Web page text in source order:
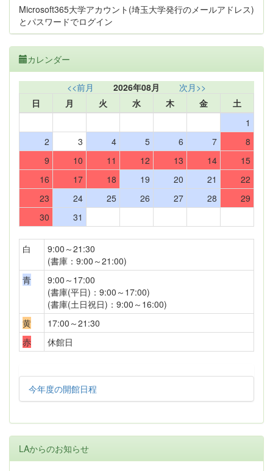
Microsoft365大学アカウント(埼玉大学発行のメールアドレス)
とパスワードでログイン
カレンダー
<<前月 2026年08月
次月>>
日
月 火 水 木 金
土
1
2
3 4 5 6 7
8
9
10 11 12 13 14
15
16
17 18 19 20 21
22
23
24 25 26 27 28
29
30
31
白
9:00～21:30
(書庫：9:00～21:00)
青
9:00～17:00
(書庫(平日)：9:00～17:00)
(書庫(土日祝日)：9:00～16:00)
黄
17:00～21:30
赤
休館日
今年度の開館日程
LAからのお知らせ